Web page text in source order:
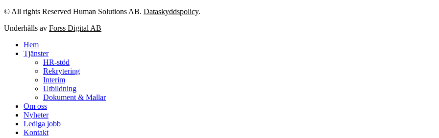
© All rights Reserved Human Solutions AB. Dataskyddspolicy.
Underhålls av Forss Digital AB
Hem
Tjänster
HR-stöd
Rekrytering
Interim
Utbildning
Dokument & Mallar
Om oss
Nyheter
Lediga jobb
Kontakt